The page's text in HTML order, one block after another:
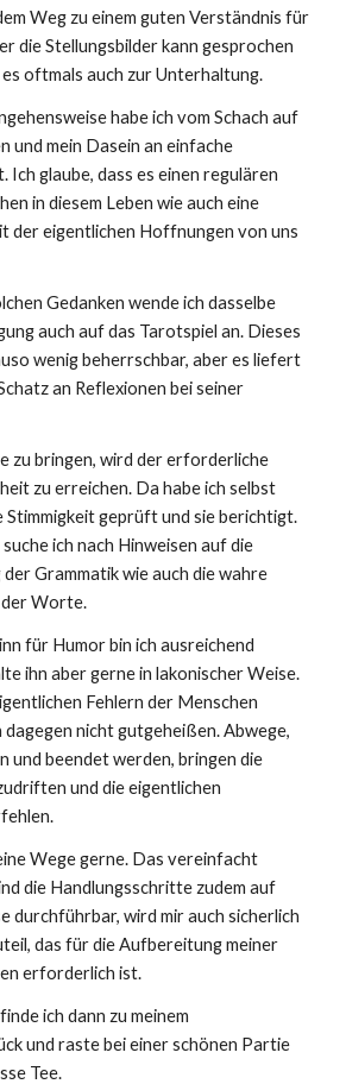
Weg zu einem guten Verständnis für
die Stellungsbilder kann gesprochen
oftmals auch zur Unterhaltung.
habe ich vom Schach auf
und mein Dasein an einfache
Ich glaube, dass es einen regulären
in diesem Leben wie auch eine
der eigentlichen Hoffnungen von uns
Gedanken wende ich dasselbe
auch auf das Tarotspiel an. Dieses
wenig beherrschbar, aber es liefert
an Reflexionen bei seiner
zu bringen, wird der erforderliche
zu erreichen. Da habe ich selbst
Stimmigkeit geprüft und sie berichtigt.
ich nach Hinweisen auf die
Grammatik wie auch die wahre
der Worte.
für Humor bin ich ausreichend
ihn aber gerne in lakonischer Weise.
Fehlern der Menschen
dagegen nicht gutgeheißen. Abwege,
und beendet werden, bringen die
und die eigentlichen
Wege gerne. Das vereinfacht
die Handlungsschritte zudem auf
durchführbar, wird mir auch sicherlich
das für die Aufbereitung meiner
erforderlich ist.
ich dann zu meinem
und raste bei einer schönen Partie
Tee.